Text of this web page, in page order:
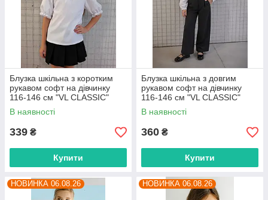
Блузка шкільна з коротким
рукавом софт на дівчинку
116-146 см "VL CLASSIC"
недорого від прямого
постачальника
В наявності
339 ₴
Купити
Блузка шкільна з довгим
рукавом софт на дівчинку
116-146 см "VL CLASSIC"
недорого від прямого
постачальника
В наявності
360 ₴
Купити
НОВИНКА 06.08.26 НОВИНКА 06.08.26